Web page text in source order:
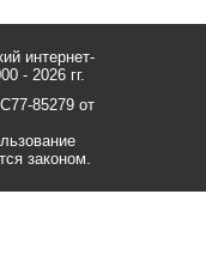
интернет-
- 2026 гг.
85279 от
законом.